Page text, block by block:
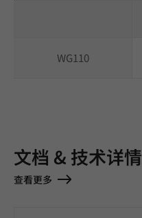
WG110
文档 & 技术详情
查看更多